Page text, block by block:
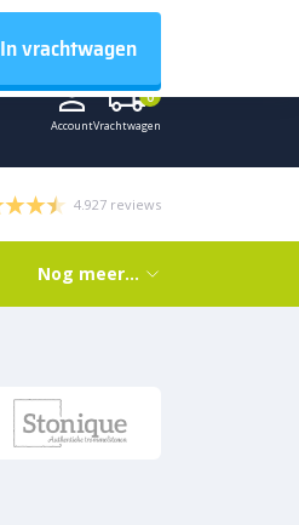
AccountVrachtwagen
0
4.927 reviews
Nog meer…
In vrachtwagen